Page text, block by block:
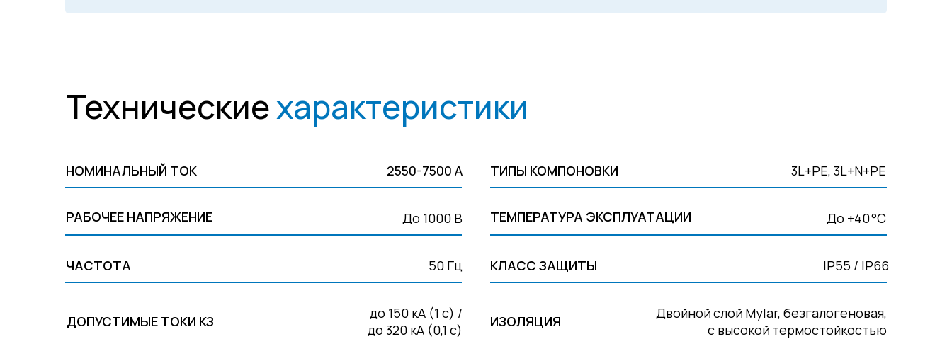
Техническиехарактеристики
НОМИНАЛЬНЫЙ ТОК
ДОПУСТИМЫЕ ТОКИ КЗ
ЧАСТОТА
ТИПЫ КОМПОНОВКИ
КЛАСС ЗАЩИТЫ
РАБОЧЕЕ НАПРЯЖЕНИЕ ТЕМПЕРАТУРА ЭКСПЛУАТАЦИИ
ИЗОЛЯЦИЯ
2550-7500 А
до 150 кА (1 с) /
до 320 кА (0,1 с)
50 Гц
3L+PE, 3L+N+PE
До 1000 В
IP55 / IP66
До +40 °C
Двойной слой Mylar, безгалогеновая,
с высокой термостойкостью